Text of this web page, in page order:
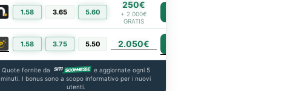
1.58 3.65 5.60
250€
+ 2.000€
GRATIS
1.58 3.75 5.50 2.050€
Quote fornite da
e aggiornate ogni 5
minuti. I bonus sono a scopo informativo per i nuovi
utenti.